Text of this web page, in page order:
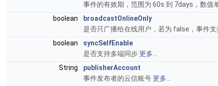
事件的有效期，范围为 60s 到 7days，数值
boolean
broadcastOnlineOnly
是否只广播给在线用户，若为 false，事件
boolean
syncSelfEnable
是否支持多端同步更多...
String
publisherAccount
事件发布者的云信账号更多...